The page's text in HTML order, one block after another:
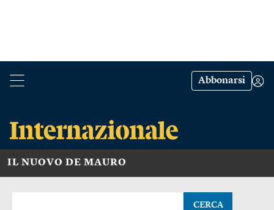
Abbonarsi
IL NUOVO DE MAURO
CERCA